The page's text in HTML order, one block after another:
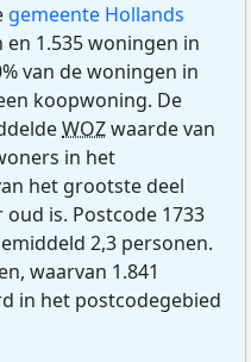
gemeente Hollands
en 1.535 woningen in
van de woningen in
koopwoning. De
WOZwaarde van
in het
het grootste deel
oud is. Postcode 1733
2,3 personen.
waarvan 1.841
in het postcodegebied